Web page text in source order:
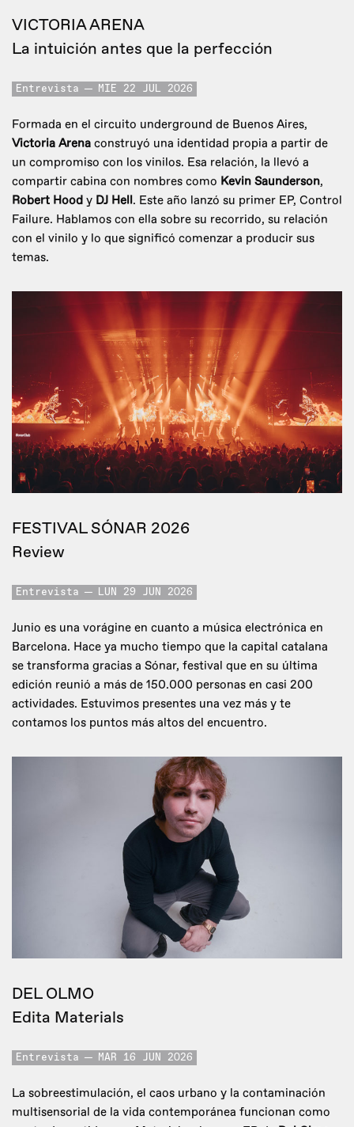
VICTORIA ARENA
La intuición antes que la perfección
Entrevista MIE 22 JUL 2026
Formada en el circuito underground de Buenos Aires,
Victoria Arena construyó una identidad propia a partir de
un compromiso con los vinilos. Esa relación, la llevó a
compartir cabina con nombres como Kevin Saunderson,
Robert Hood y DJ Hell. Este año lanzó su primer EP, Control
Failure. Hablamos con ella sobre su recorrido, su relación
con el vinilo y lo que significó comenzar a producir sus
temas.
FESTIVAL SÓNAR 2026
Review
Entrevista LUN 29 JUN 2026
Junio es una vorágine en cuanto a música electrónica en
Barcelona. Hace ya mucho tiempo que la capital catalana
se transforma gracias a Sónar, festival que en su última
edición reunió a más de 150.000 personas en casi 200
actividades. Estuvimos presentes una vez más y te
contamos los puntos más altos del encuentro.
DEL OLMO
Edita Materials
Entrevista MAR 16 JUN 2026
La sobreestimulación, el caos urbano y la contaminación
multisensorial de la vida contemporánea funcionan como